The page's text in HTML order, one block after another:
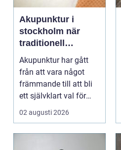
Akupunktur i
stockholm när
traditionell
kinesisk medicin
möter modern
vardag
Akupunktur har gått
från att vara något
främmande till att bli
ett självklart val för
många som söke...
02 augusti 2026